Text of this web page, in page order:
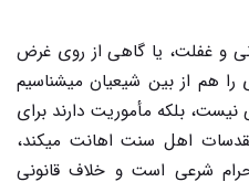
و غفلت، یا گاهی از روی غرض
را هم از بین شیعیان میشناسیم
بلکه مأموریت دارند برای
اهل سنت اهانت میکند،
شرعی است و خلاف قانونی